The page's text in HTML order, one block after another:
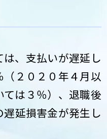
、支払いが遅延し
２０２０年４月以
は３％）、退職後
延損害金が発生し